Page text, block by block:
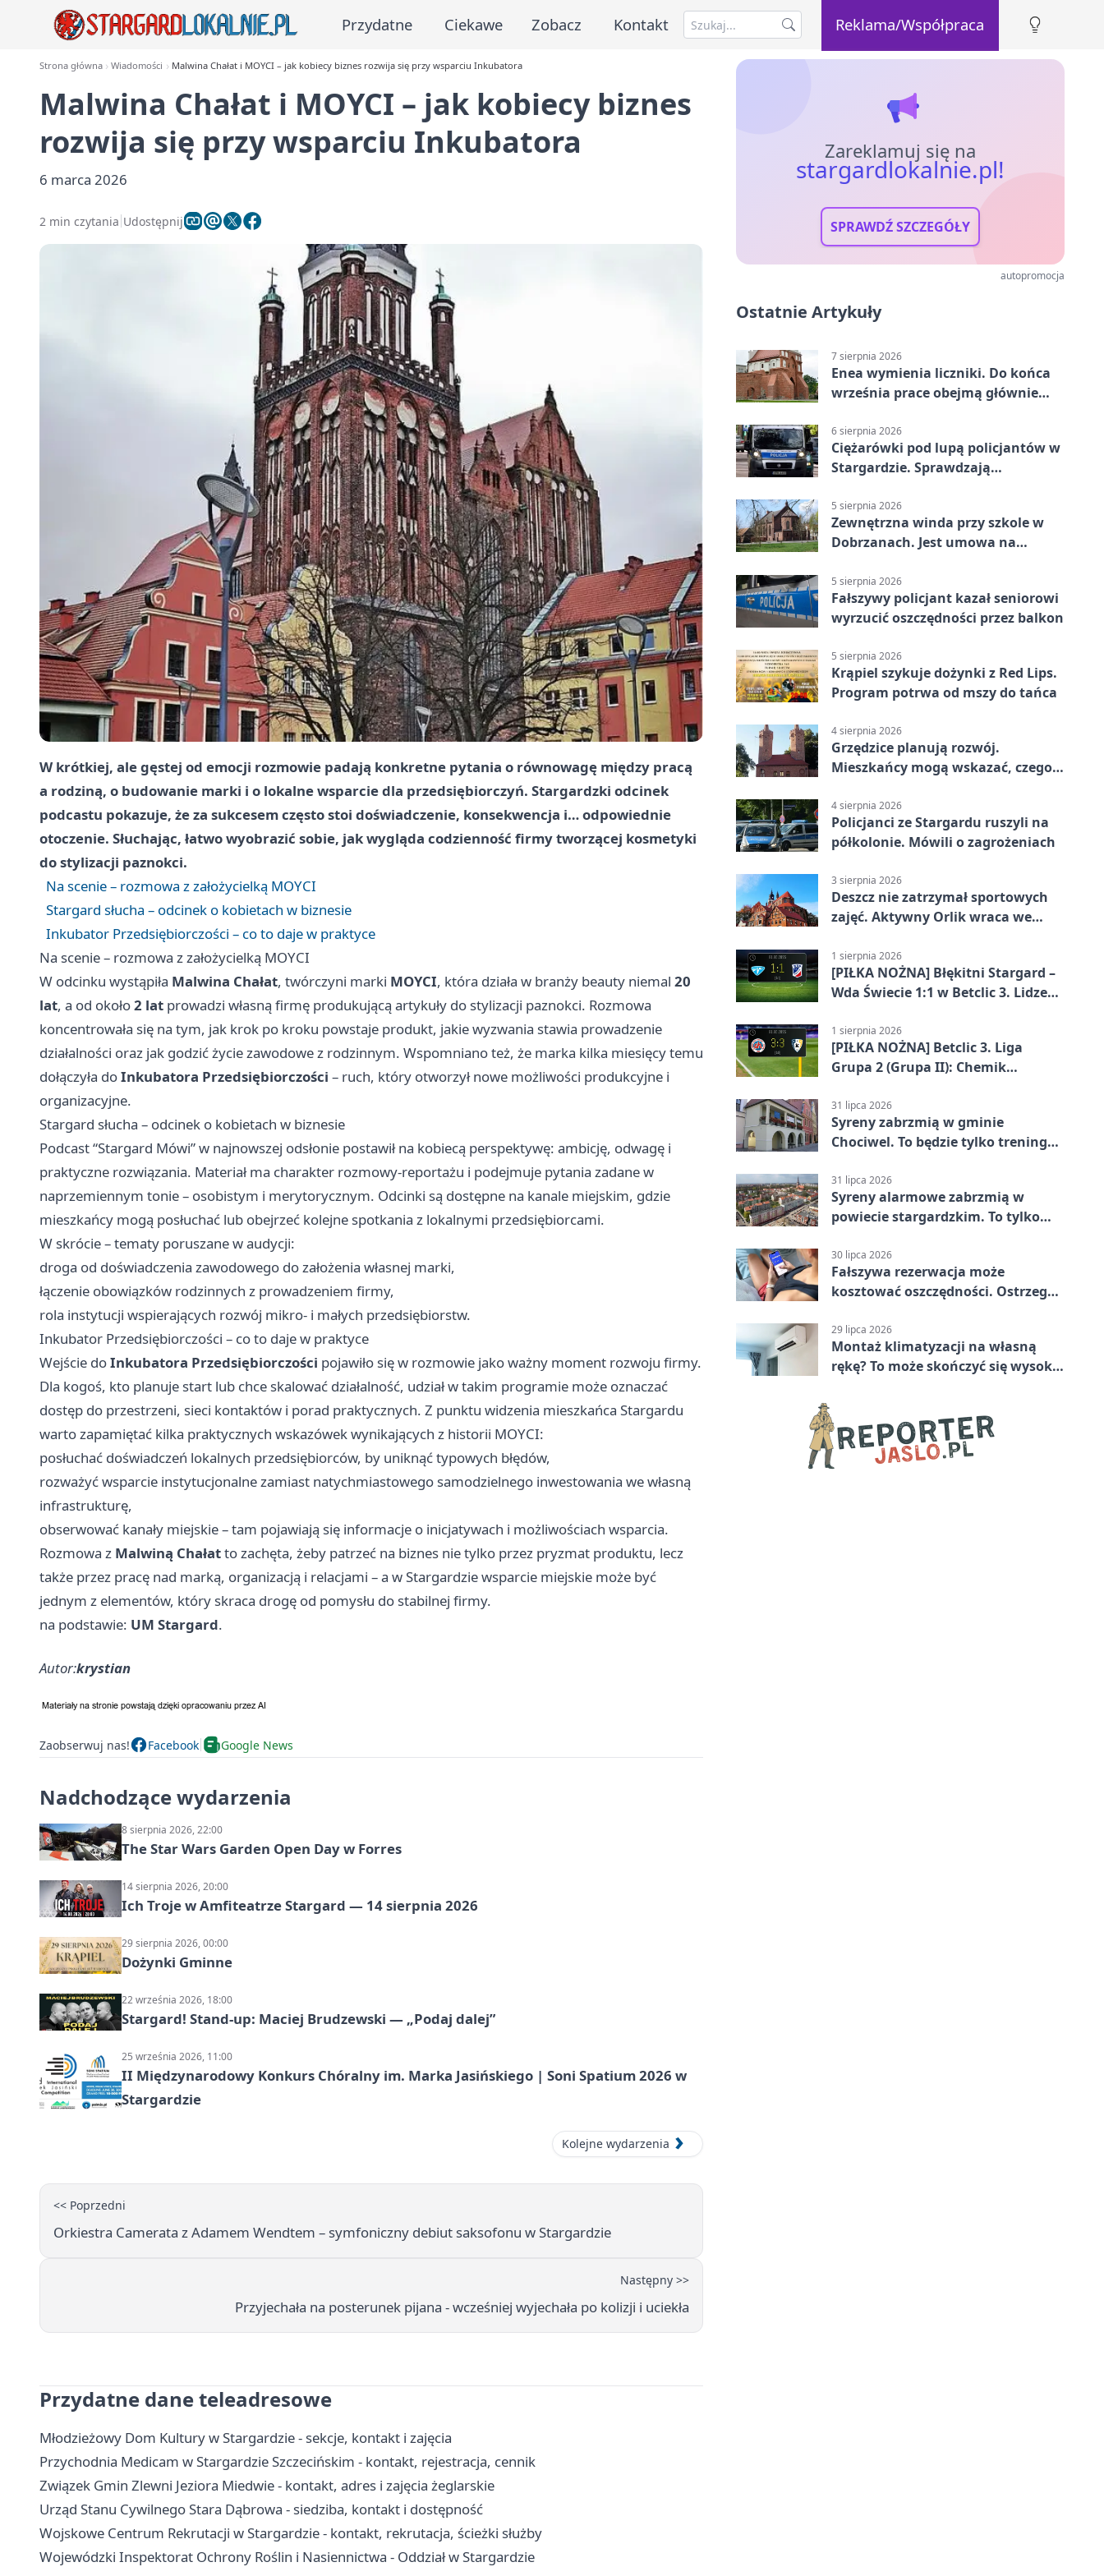
Przydatne Ciekawe Zobacz Kontakt Reklama/Współpraca
Strona główna Wiadomości Malwina Chałat i MOYCI – jak kobiecy biznes rozwija się przy wsparciu Inkubatora
Malwina Chałat i MOYCI – jak kobiecy biznes
rozwija się przy wsparciu Inkubatora
6 marca 2026
2 min czytania Udostępnij
W krótkiej, ale gęstej od emocji rozmowie padają konkretne pytania o równowagę między pracą
a rodziną, o budowanie marki i o lokalne wsparcie dla przedsiębiorczyń. Stargardzki odcinek
podcastu pokazuje, że za sukcesem często stoi doświadczenie, konsekwencja i… odpowiednie
otoczenie. Słuchając, łatwo wyobrazić sobie, jak wygląda codzienność firmy tworzącej kosmetyki
do stylizacji paznokci.
Na scenie – rozmowa z założycielką MOYCI
Stargard słucha – odcinek o kobietach w biznesie
Inkubator Przedsiębiorczości – co to daje w praktyce
Na scenie – rozmowa z założycielką MOYCI
W odcinku wystąpiła Malwina Chałat, twórczyni marki MOYCI, która działa w branży beauty niemal 20
lat, a od około2 lat prowadzi własną firmę produkującą artykuły do stylizacji paznokci. Rozmowa
koncentrowała się na tym, jak krok po kroku powstaje produkt, jakie wyzwania stawia prowadzenie
działalności oraz jak godzić życie zawodowe z rodzinnym. Wspomniano też, że marka kilka miesięcy temu
dołączyła doInkubatora Przedsiębiorczości – ruch, który otworzył nowe możliwości produkcyjne i
organizacyjne.
Stargard słucha – odcinek o kobietach w biznesie
Podcast “Stargard Mówi” w najnowszej odsłonie postawił na kobiecą perspektywę: ambicję, odwagę i
praktyczne rozwiązania. Materiał ma charakter rozmowy-reportażu i podejmuje pytania zadane w
naprzemiennym tonie – osobistym i merytorycznym. Odcinki są dostępne na kanale miejskim, gdzie
mieszkańcy mogą posłuchać lub obejrzeć kolejne spotkania z lokalnymi przedsiębiorcami.
W skrócie – tematy poruszane w audycji:
droga od doświadczenia zawodowego do założenia własnej marki,
łączenie obowiązków rodzinnych z prowadzeniem firmy,
rola instytucji wspierających rozwój mikro- i małych przedsiębiorstw.
Inkubator Przedsiębiorczości – co to daje w praktyce
Wejście doInkubatora Przedsiębiorczości pojawiło się w rozmowie jako ważny moment rozwoju firmy.
Dla kogoś, kto planuje start lub chce skalować działalność, udział w takim programie może oznaczać
dostęp do przestrzeni, sieci kontaktów i porad praktycznych. Z punktu widzenia mieszkańca Stargardu
warto zapamiętać kilka praktycznych wskazówek wynikających z historii MOYCI:
posłuchać doświadczeń lokalnych przedsiębiorców, by uniknąć typowych błędów,
rozważyć wsparcie instytucjonalne zamiast natychmiastowego samodzielnego inwestowania we własną
infrastrukturę,
obserwować kanały miejskie – tam pojawiają się informacje o inicjatywach i możliwościach wsparcia.
Rozmowa z Malwiną Chałatto zachęta, żeby patrzeć na biznes nie tylko przez pryzmat produktu, lecz
także przez pracę nad marką, organizacją i relacjami – a w Stargardzie wsparcie miejskie może być
jednym z elementów, który skraca drogę od pomysłu do stabilnej firmy.
na podstawie: UM Stargard.
Autor:krystian
Zaobserwuj nas! Facebook Google News
Nadchodzące wydarzenia
8 sierpnia 2026, 22:00
The Star Wars Garden Open Day w Forres
14 sierpnia 2026, 20:00
Ich Troje w Amfiteatrze Stargard — 14 sierpnia 2026
29 sierpnia 2026, 00:00
Dożynki Gminne
22 września 2026, 18:00
Stargard! Stand-up: Maciej Brudzewski — „Podaj dalej”
25 września 2026, 11:00
II Międzynarodowy Konkurs Chóralny im. Marka Jasińskiego | Soni Spatium 2026 w
Stargardzie
Kolejne wydarzenia
<< Poprzedni
Orkiestra Camerata z Adamem Wendtem – symfoniczny debiut saksofonu w Stargardzie
Następny >>
Przyjechała na posterunek pijana - wcześniej wyjechała po kolizji i uciekła
Przydatne dane teleadresowe
Młodzieżowy Dom Kultury w Stargardzie - sekcje, kontakt i zajęcia
Przychodnia Medicam w Stargardzie Szczecińskim - kontakt, rejestracja, cennik
Związek Gmin Zlewni Jeziora Miedwie - kontakt, adres i zajęcia żeglarskie
Urząd Stanu Cywilnego Stara Dąbrowa - siedziba, kontakt i dostępność
Wojskowe Centrum Rekrutacji w Stargardzie - kontakt, rekrutacja, ścieżki służby
Wojewódzki Inspektorat Ochrony Roślin i Nasiennictwa - Oddział w Stargardzie
Zareklamuj się na
stargardlokalnie.pl!
SPRAWDŹ SZCZEGÓŁY
autopromocja
Ostatnie Artykuły
7 sierpnia 2026
Enea wymienia liczniki. Do końca
września prace obejmą głównie
6 sierpnia 2026
Ciężarówki pod lupą policjantów w
Stargardzie. Sprawdzają
5 sierpnia 2026
Zewnętrzna winda przy szkole w
Dobrzanach. Jest umowa na
5 sierpnia 2026
Fałszywy policjant kazał seniorowi
wyrzucić oszczędności przez balkon
5 sierpnia 2026
Krąpiel szykuje dożynki z Red Lips.
Program potrwa od mszy do tańca
4 sierpnia 2026
Grzędzice planują rozwój.
Mieszkańcy mogą wskazać, czego
4 sierpnia 2026
Policjanci ze Stargardu ruszyli na
półkolonie. Mówili o zagrożeniach
3 sierpnia 2026
Deszcz nie zatrzymał sportowych
zajęć. Aktywny Orlik wraca we
1 sierpnia 2026
[PIŁKA NOŻNA] Błękitni Stargard –
Wda Świecie 1:1 w Betclic 3. Lidze
1 sierpnia 2026
[PIŁKA NOŻNA] Betclic 3. Liga
Grupa 2 (Grupa II): Chemik
Stargard 3:3
31 lipca 2026
Syreny zabrzmią w gminie
Chociwel. To będzie tylko trening
31 lipca 2026
Syreny alarmowe zabrzmią w
powiecie stargardzkim. To tylko
30 lipca 2026
Fałszywa rezerwacja może
kosztować oszczędności. Ostrzega
29 lipca 2026
Montaż klimatyzacji na własną
rękę? To może skończyć się wysoką